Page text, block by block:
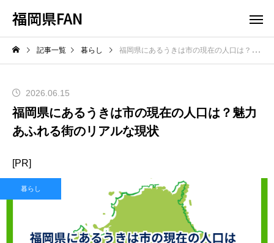
福岡県FAN
記事一覧 暮らし 福岡県にあるうきは市の現在の人口は？魅力あふれる街のリアルな現状
2026.06.15
福岡県にあるうきは市の現在の人口は？魅力
あふれる街のリアルな現状
[PR]
暮らし